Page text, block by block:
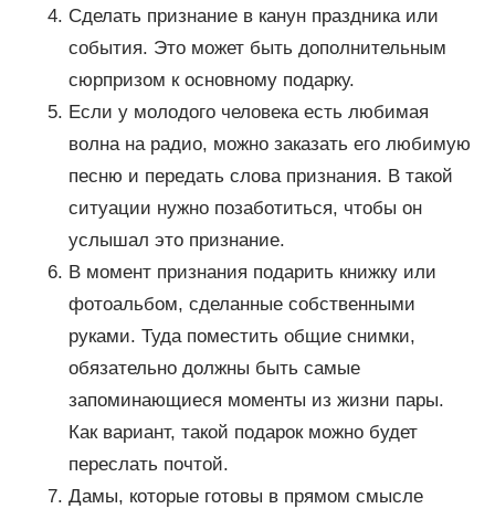
Сделать признание в канун праздника или
события. Это может быть дополнительным
сюрпризом к основному подарку.
Если у молодого человека есть любимая
волна на радио, можно заказать его любимую
песню и передать слова признания. В такой
ситуации нужно позаботиться, чтобы он
услышал это признание.
В момент признания подарить книжку или
фотоальбом, сделанные собственными
руками. Туда поместить общие снимки,
обязательно должны быть самые
запоминающиеся моменты из жизни пары.
Как вариант, такой подарок можно будет
переслать почтой.
Дамы, которые готовы в прямом смысле